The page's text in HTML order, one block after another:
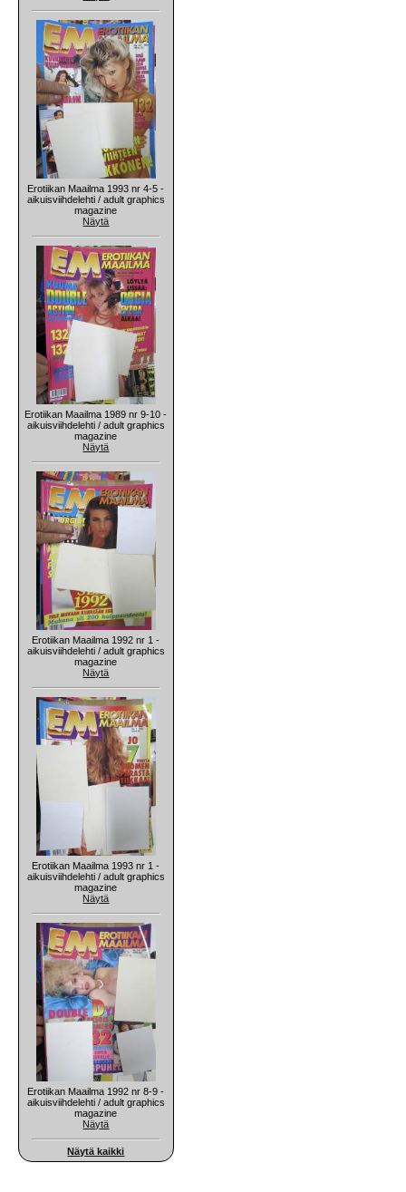
Erotiikan Maailma 1993 nr 4-5 -
aikuisviihdelehti / adult graphics
magazine
Näytä
Erotiikan Maailma 1989 nr 9-10 -
aikuisviihdelehti / adult graphics
magazine
Näytä
Erotiikan Maailma 1992 nr 1 -
aikuisviihdelehti / adult graphics
magazine
Näytä
Erotiikan Maailma 1993 nr 1 -
aikuisviihdelehti / adult graphics
magazine
Näytä
Erotiikan Maailma 1992 nr 8-9 -
aikuisviihdelehti / adult graphics
magazine
Näytä
Näytä kaikki